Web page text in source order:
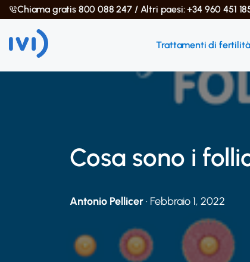
Chiama gratis 800 088 247 / Altri paesi: +34 960 451
Trattamenti di fertilità
Cosa sono i
Antonio Pellicer· Febbraio 1, 2022